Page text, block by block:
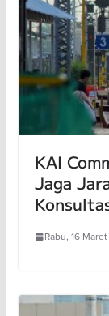
KAI
Jaga
Rabu, 16